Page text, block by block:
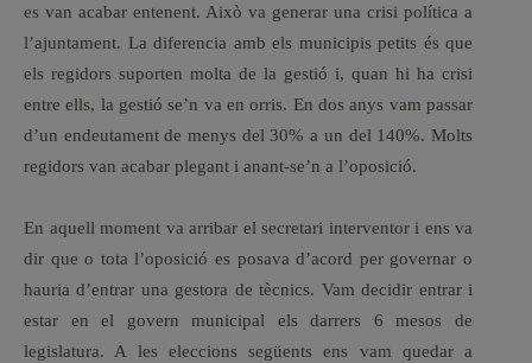
es van acabar entenent. Això va generar una crisi política a
l’ajuntament. La diferencia amb els municipis petits és que
els regidors suporten molta de la gestió i, quan hi ha crisi
entre ells, la gestió se’n va en orris. En dos anys vam passar
d’un endeutament de menys del 30% a un del 140%. Molts
regidors van acabar plegant i anant-se’n a l’oposició.
En aquell moment va arribar el secretari interventor i ens va
dir que o tota l’oposició es posava d’acord per governar o
hauria d’entrar una gestora de tècnics. Vam decidir entrar i
estar en el govern municipal els darrers 6 mesos de
legislatura. A les eleccions següents ens vam quedar a